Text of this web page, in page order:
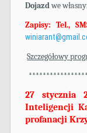
Dojazdwe
Zapisy: Tel.,
Szczegółowy
27 stycznia
Inteligencji
profanacji